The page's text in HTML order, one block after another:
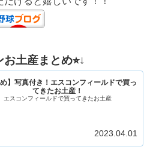
土産まとめ⭐︎↓
め】写真付き！エスコンフィールドで買っ
てきたお土産！
エスコンフィールドで買ってきたお土産
2023.04.01